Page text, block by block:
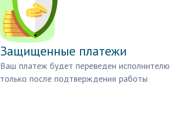
Защищенные платежи
Ваш платеж будет переведен исполнителю
только после подтверждения работы